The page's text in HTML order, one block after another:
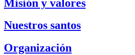
Misión y valores
Nuestros santos
Organización